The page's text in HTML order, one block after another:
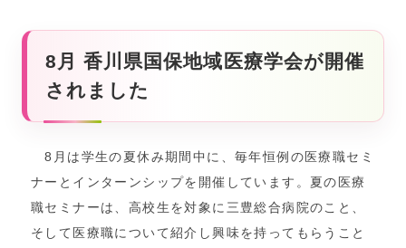
8月 香川県国保地域医療学会が開催
されました
8月は学生の夏休み期間中に、毎年恒例の医療職セミ
ナーとインターンシップを開催しています。夏の医療
職セミナーは、高校生を対象に三豊総合病院のこと、
そして医療職について紹介し興味を持ってもらうこと